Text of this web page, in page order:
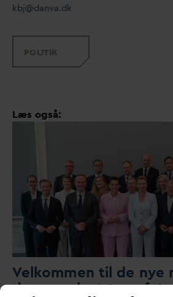
kbj@danva.dk
POLITIK
Læs også:
Velkommen til de nye
der er nok at tage fat